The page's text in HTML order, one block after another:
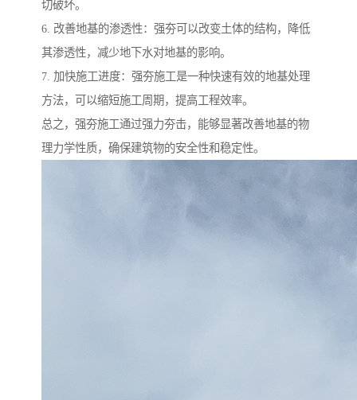
切破坏。
6. 改善地基的渗透性：强夯可以改变土体的结构，降低
其渗透性，减少地下水对地基的影响。
7. 加快施工进度：强夯施工是一种快速有效的地基处理
方法，可以缩短施工周期，提高工程效率。
总之，强夯施工通过强力夯击，能够显著改善地基的物
理力学性质，确保建筑物的安全性和稳定性。